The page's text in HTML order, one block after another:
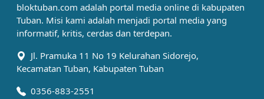
bloktuban.com adalah portal media online di kabupaten
Tuban. Misi kami adalah menjadi portal media yang
informatif, kritis, cerdas dan terdepan.
Jl. Pramuka 11 No 19 Kelurahan Sidorejo,
Kecamatan Tuban, Kabupaten Tuban
0356-883-2551